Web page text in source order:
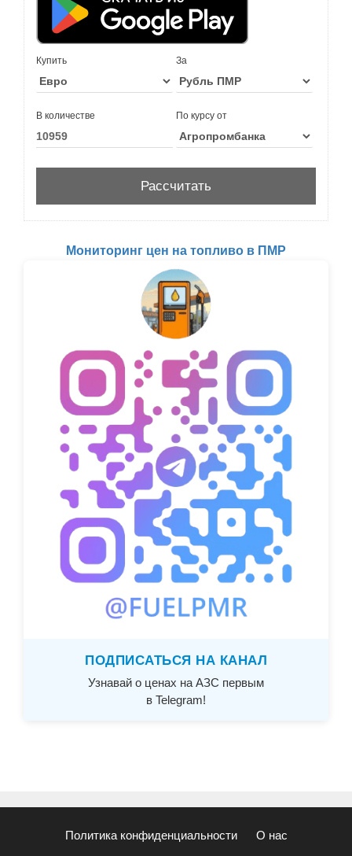
Купить За
В количестве По курсу от
Мониторинг цен на топливо в ПМР
ПОДПИСАТЬСЯ НА КАНАЛ
Узнавай о ценах на АЗС первым
в Telegram!
Политика конфиденциальности О нас